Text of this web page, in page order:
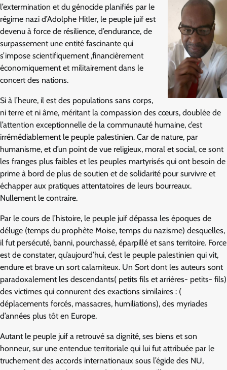
l’extermination et du génocide planifiés par le
régime nazi d’Adolphe Hitler, le peuple juif est
devenu à force de résilience, d’endurance, de
surpassement une entité fascinante qui
s’impose scientifiquement ,financièrement
économiquement et militairement dans le
concert des nations.
Si à l’heure, il est des populations sans corps,
ni terre et ni âme, méritant la compassion des cœurs, doublée de
l’attention exceptionnelle de la communauté humaine, c’est
irrémédiablement le peuple palestinien. Car de nature, par
humanisme, et d’un point de vue religieux, moral et social, ce sont
les franges plus faibles et les peuples martyrisés qui ont besoin de
prime à bord de plus de soutien et de solidarité pour survivre et
échapper aux pratiques attentatoires de leurs bourreaux.
Nullement le contraire.
Par le cours de l’histoire, le peuple juif dépassa les époques de
déluge (temps du prophète Moise, temps du nazisme) desquelles,
il fut persécuté, banni, pourchassé, éparpillé et sans territoire. Force
est de constater, qu’aujourd’hui, c’est le peuple palestinien qui vit,
endure et brave un sort calamiteux. Un Sort dont les auteurs sont
paradoxalement les descendants( petits fils et arrières- petits- fils)
des victimes qui connurent des exactions similaires : (
déplacements forcés, massacres, humiliations), des myriades
d’années plus tôt en Europe.
Autant le peuple juif a retrouvé sa dignité, ses biens et son
honneur, sur une entendue territoriale qui lui fut attribuée par le
truchement des accords internationaux sous l’égide des NU,